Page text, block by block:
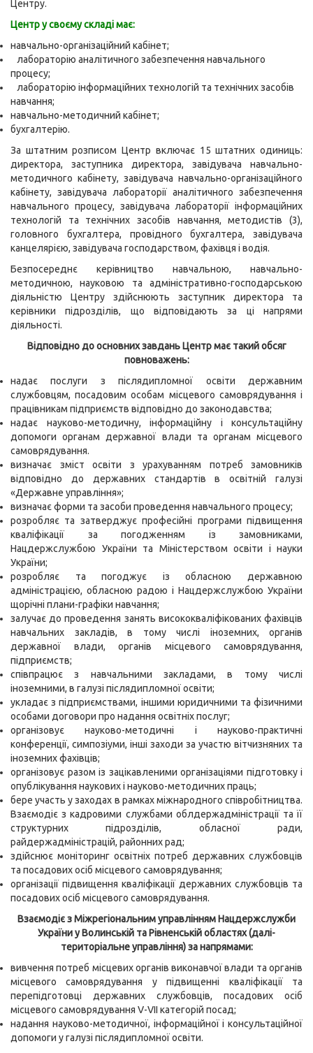
Центру.
Центр у своєму складі має:
навчально-організаційний кабінет;
лабораторію аналітичного забезпечення навчального
процесу;
лабораторію інформаційних технологій та технічних засобів
навчання;
навчально-методичний кабінет;
бухгалтерію.
За штатним розписом Центр включає 15 штатних одиниць:
директора, заступника директора, завідувача навчально-
методичного кабінету, завідувача навчально-організаційного
кабінету, завідувача лабораторії аналітичного забезпечення
навчального процесу, завідувача лабораторії інформаційних
технологій та технічних засобів навчання, методистів (3),
головного бухгалтера, провідного бухгалтера, завідувача
канцелярією, завідувача господарством, фахівця і водія.
Безпосереднє керівництво навчальною, навчально-
методичною, науковою та адміністративно-господарською
діяльністю Центру здійснюють заступник директора та
керівники підрозділів, що відповідають за ці напрями
діяльності.
Відповідно до основних завдань Центр має такий обсяг
повноважень:
надає послуги з післядипломної освіти державним
службовцям, посадовим особам місцевого самоврядування і
працівникам підприємств відповідно до законодавства;
надає науково-методичну, інформаційну і консультаційну
допомоги органам державної влади та органам місцевого
самоврядування.
визначає зміст освіти з урахуванням потреб замовників
відповідно до державних стандартів в освітній галузі
«Державне управління»;
визначає форми та засоби проведення навчального процесу;
розробляє та затверджує професійні програми підвищення
кваліфікації за погодженням із замовниками,
Нацдержслужбою України та Міністерством освіти і науки
України;
розробляє та погоджує із обласною державною
адміністрацією, обласною радою і Нацдержслужбою України
щорічні плани-графіки навчання;
залучає до проведення занять висококваліфікованих фахівців
навчальних закладів, в тому числі іноземних, органів
державної влади, органів місцевого самоврядування,
підприємств;
співпрацює з навчальними закладами, в тому числі
іноземними, в галузі післядипломної освіти;
укладає з підприємствами, іншими юридичними та фізичними
особами договори про надання освітніх послуг;
організовує науково-методичні і науково-практичні
конференції, симпозіуми, інші заходи за участю вітчизняних та
іноземних фахівців;
організовує разом із зацікавленими організаціями підготовку і
опублікування наукових і науково-методичних праць;
бере участь у заходах в рамках міжнародного співробітництва.
Взаємодіє з кадровими службами облдержадміністрації та її
структурних підрозділів, обласної ради,
райдержадміністрацій, районних рад;
здійснює моніторинг освітніх потреб державних службовців
та посадових осіб місцевого самоврядування;
організації підвищення кваліфікації державних службовців та
посадових осіб місцевого самоврядування.
Взаємодіє з Міжрегіональним управлінням Нацдержслужби
України у Волинській та Рівненській областях (далі-
територіальне управління) за напрямами:
вивчення потреб місцевих органів виконавчої влади та органів
місцевого самоврядування у підвищенні кваліфікації та
перепідготовці державних службовців, посадових осіб
місцевого самоврядування V-VII категорій посад;
надання науково-методичної, інформаційної і консультаційної
допомоги у галузі післядипломної освіти.